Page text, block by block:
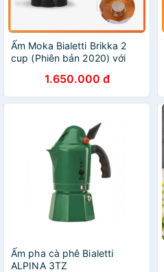
Ấm Moka Bialetti Brikka 2
cup (Phiên bản 2020) với
Made in Romania
1.650.000 đ
Ấm pha cà phê Bialetti
ALPINA 3TZ